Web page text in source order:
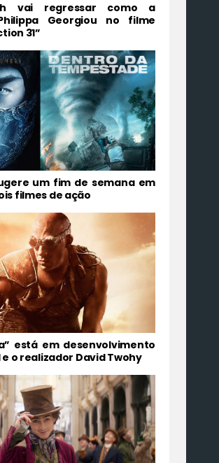
vai regressar como a
Georgiou no filme
31”
um fim de semana em
filmes de ação
está em desenvolvimento
e o realizador David Twohy